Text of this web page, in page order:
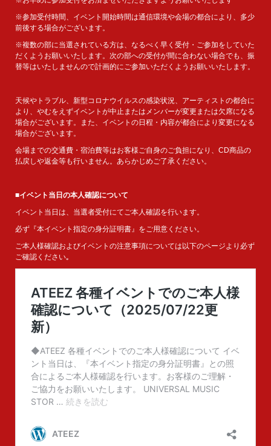
※参加受付時間、イベント開始時間は通信環境や会場の都合により、多少
前後する場合がございます。
※複数の部に当選されている方は、なるべく早く受付・ご参加をしていた
だくようお願いいたします。次の部への受付が間に合わない場合でも、振
替等はいたしませんので計画的にご参加いただくようお願いいたします。
天候やトラブル、新型コロナウイルスの感染状況、アーティストの都合に
より、やむをえずイベントが中止またはメンバーが変更または欠席になる
場合がございます。また、イベントの日程・内容が都合により変更になる
場合がございます。
会場までの交通費・宿泊費等はお客様ご自身のご負担になり、CD商品の
払戻しや返金等も行いません。あらかじめご了承ください。
■イベント当日の本人確認について
イベント当日は、当選者受付にてご本人確認を行います。
必ず『本イベント指定の身分証明書』をご用意ください。
ご本人様確認およびイベントの注意事項については以下のページより必ず
ご確認ください｡